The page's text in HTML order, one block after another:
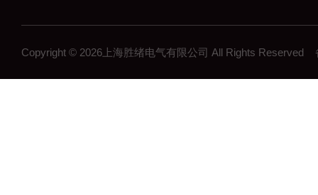
Copyright © 2026上海胜绪电气有限公司 All Rights Reserved